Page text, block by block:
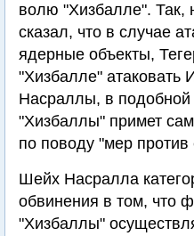
волю "Хизбалле". Так,
сказал, что в случае
ядерные объекты,
"Хизбалле" атаковать
Насраллы, в подобной
"Хизбаллы" примет
по поводу "мер против
Шейх Насралла
обвинения в том, что
"Хизбаллы"